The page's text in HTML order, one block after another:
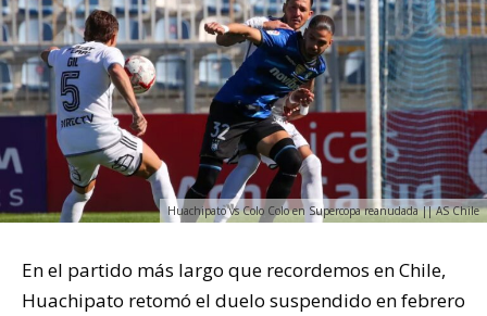
Huachipato vs Colo Colo en Supercopa reanudada || AS Chile
En el partido más largo que recordemos en Chile,
Huachipato retomó el duelo suspendido en febrero